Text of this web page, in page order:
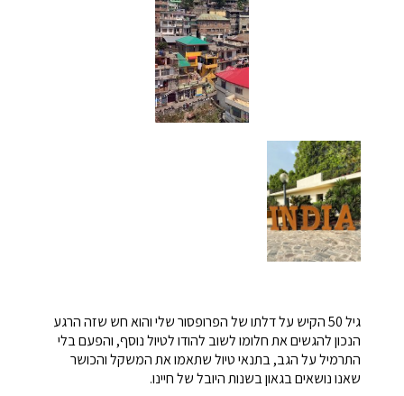
גיל 50 הקיש על דלתו של הפרופסור שלי והוא חש שזה הרגע
הנכון להגשים את חלומו לשוב להודו לטיול נוסף, והפעם בלי
התרמיל על הגב, בתנאי טיול שתאמו את המשקל והכושר
שאנו נושאים בגאון בשנות היובל של חיינו.